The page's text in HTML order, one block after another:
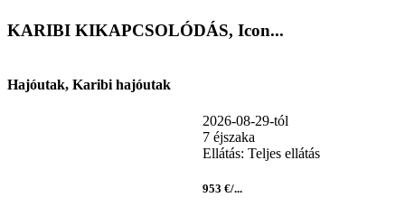
KARIBI KIKAPCSOLÓDÁS, Icon...
Hajóutak, Karibi hajóutak
2026-08-29-tól
7 éjszaka
Ellátás: Teljes ellátás
953 €/...